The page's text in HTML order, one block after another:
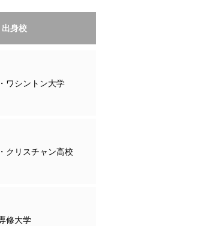
出身校
ワシントン大学
クリスチャン高校
修大学